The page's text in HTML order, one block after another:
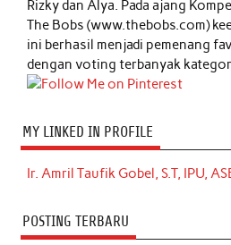
Rizky dan Alya. Pada ajang
The Bobs (www.thebobs.com)
ini berhasil menjadi pemenang
dengan voting terbanyak
MY LINKED IN PROFILE
Ir. Amril Taufik Gobel, S.T, IPU,
POSTING TERBARU